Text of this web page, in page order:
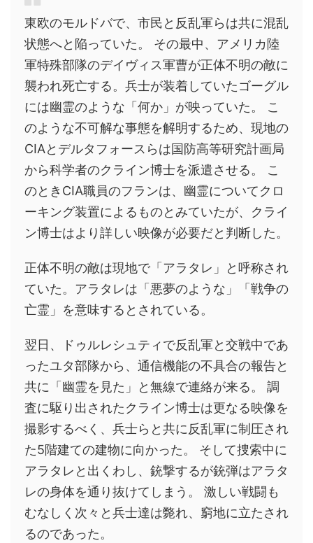
東欧のモルドバで、市民と反乱軍らは共に混乱
状態へと陥っていた。 その最中、アメリカ陸
軍特殊部隊のデイヴィス軍曹が正体不明の敵に
襲われ死亡する。兵士が装着していたゴーグル
には幽霊のような「何か」が映っていた。 こ
のような不可解な事態を解明するため、現地の
CIAとデルタフォースらは国防高等研究計画局
から科学者のクライン博士を派遣させる。 こ
のときCIA職員のフランは、幽霊についてクロ
ーキング装置によるものとみていたが、クライ
ン博士はより詳しい映像が必要だと判断した。
正体不明の敵は現地で「アラタレ」と呼称され
ていた。アラタレは「悪夢のような」「戦争の
亡霊」を意味するとされている。
翌日、ドゥルレシュティで反乱軍と交戦中であ
ったユタ部隊から、通信機能の不具合の報告と
共に「幽霊を見た」と無線で連絡が来る。 調
査に駆り出されたクライン博士は更なる映像を
撮影するべく、兵士らと共に反乱軍に制圧され
た5階建ての建物に向かった。 そして捜索中に
アラタレと出くわし、銃撃するが銃弾はアラタ
レの身体を通り抜けてしまう。 激しい戦闘も
むなしく次々と兵士達は斃れ、窮地に立たされ
るのであった。